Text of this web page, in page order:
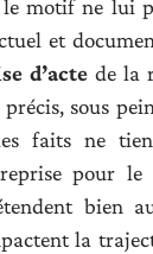
le motif ne lui
et
d’acte de la
sous
faits ne
pour
bien
la